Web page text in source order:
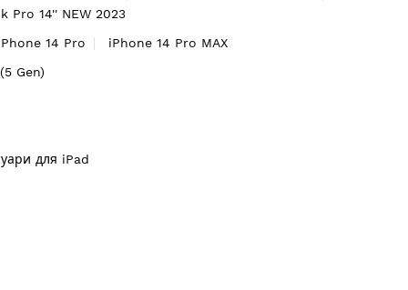
Pro 14'' NEW 2023
14 Pro
iPhone 14 Pro MAX
Gen)
для iPad